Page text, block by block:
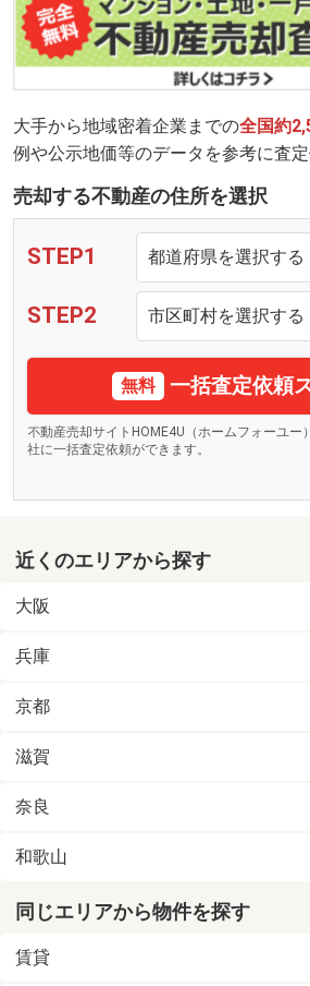
大手から地域密着企業までの全国約
例や公示地価等のデータを参考に査定
売却する不動産の住所を選択
STEP1
STEP2
無料 一括査定依頼
不動産売却サイトHOME4U（ホームフォーユー
社に一括査定依頼ができます。
近くのエリアから探す
大阪
兵庫
京都
滋賀
奈良
和歌山
同じエリアから物件を探す
賃貸